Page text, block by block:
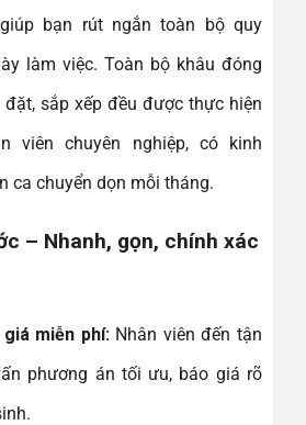
bạn rút ngắn toàn bộ quy
làm việc. Toàn bộ khâu đóng
đặt, sắp xếp đều được thực hiện
viên chuyên nghiệp, có kinh
ca chuyển dọn mỗi tháng.
– Nhanh, gọn, chính xác
miễn phí:Nhân viên đến tận
phương án tối ưu, báo giá rõ